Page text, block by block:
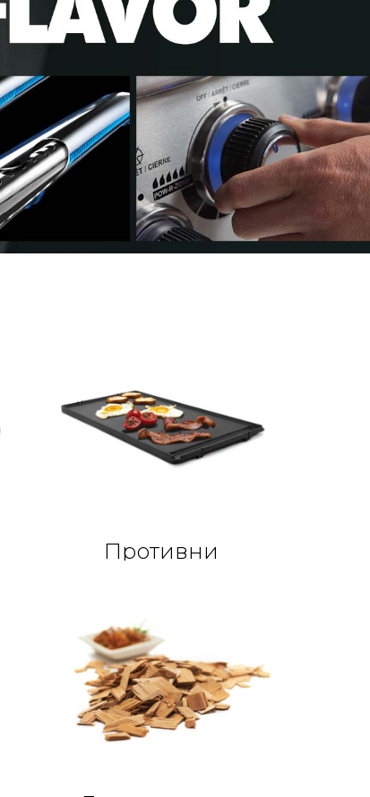
Противни